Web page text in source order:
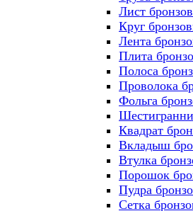
Лист
Круг
Лента
Плита
Полоса
Проволока
Фольга
Квадрат
Вкладыш
Втулка
Порошок
Пудра
Сетка